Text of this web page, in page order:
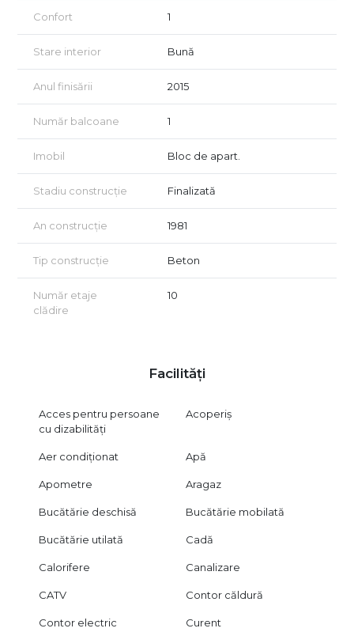
vizionare conform art. 2.096–2.102 din Codul Civil.
Confort 1
Stare interior Bună
Anul finisării 2015
Număr balcoane 1
Imobil Bloc de apart.
Stadiu construcție Finalizată
An construcție 1981
Tip construcție Beton
Număr etaje
clădire
10
Facilități
Acces pentru persoane
cu dizabilități
Acoperiș
Aer condiționat Apă
Apometre Aragaz
Bucătărie deschisă Bucătărie mobilată
Bucătărie utilată Cadă
Calorifere Canalizare
CATV Contor căldură
Contor electric Curent